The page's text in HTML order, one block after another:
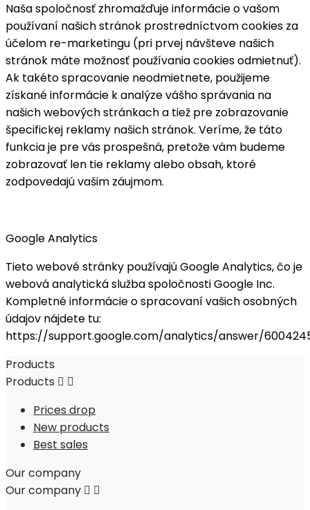
Naša spoločnosť zhromažďuje informácie o vašom
používaní našich stránok prostredníctvom cookies za
účelom re-marketingu (pri prvej návšteve našich
stránok máte možnosť používania cookies odmietnuť).
Ak takéto spracovanie neodmietnete, použijeme
získané informácie k analýze vášho správania na
našich webových stránkach a tiež pre zobrazovanie
špecifickej reklamy našich stránok. Veríme, že táto
funkcia je pre vás prospešná, pretože vám budeme
zobrazovať len tie reklamy alebo obsah, ktoré
zodpovedajú vašim záujmom.
Google Analytics
Tieto webové stránky používajú Google Analytics, čo je
webová analytická služba spoločnosti Google Inc.
Kompletné informácie o spracovaní vašich osobných
údajov nájdete tu:
https://support.google.com/analytics/answer/
Products
Products  
Prices drop
New products
Best sales
Our company
Our company  